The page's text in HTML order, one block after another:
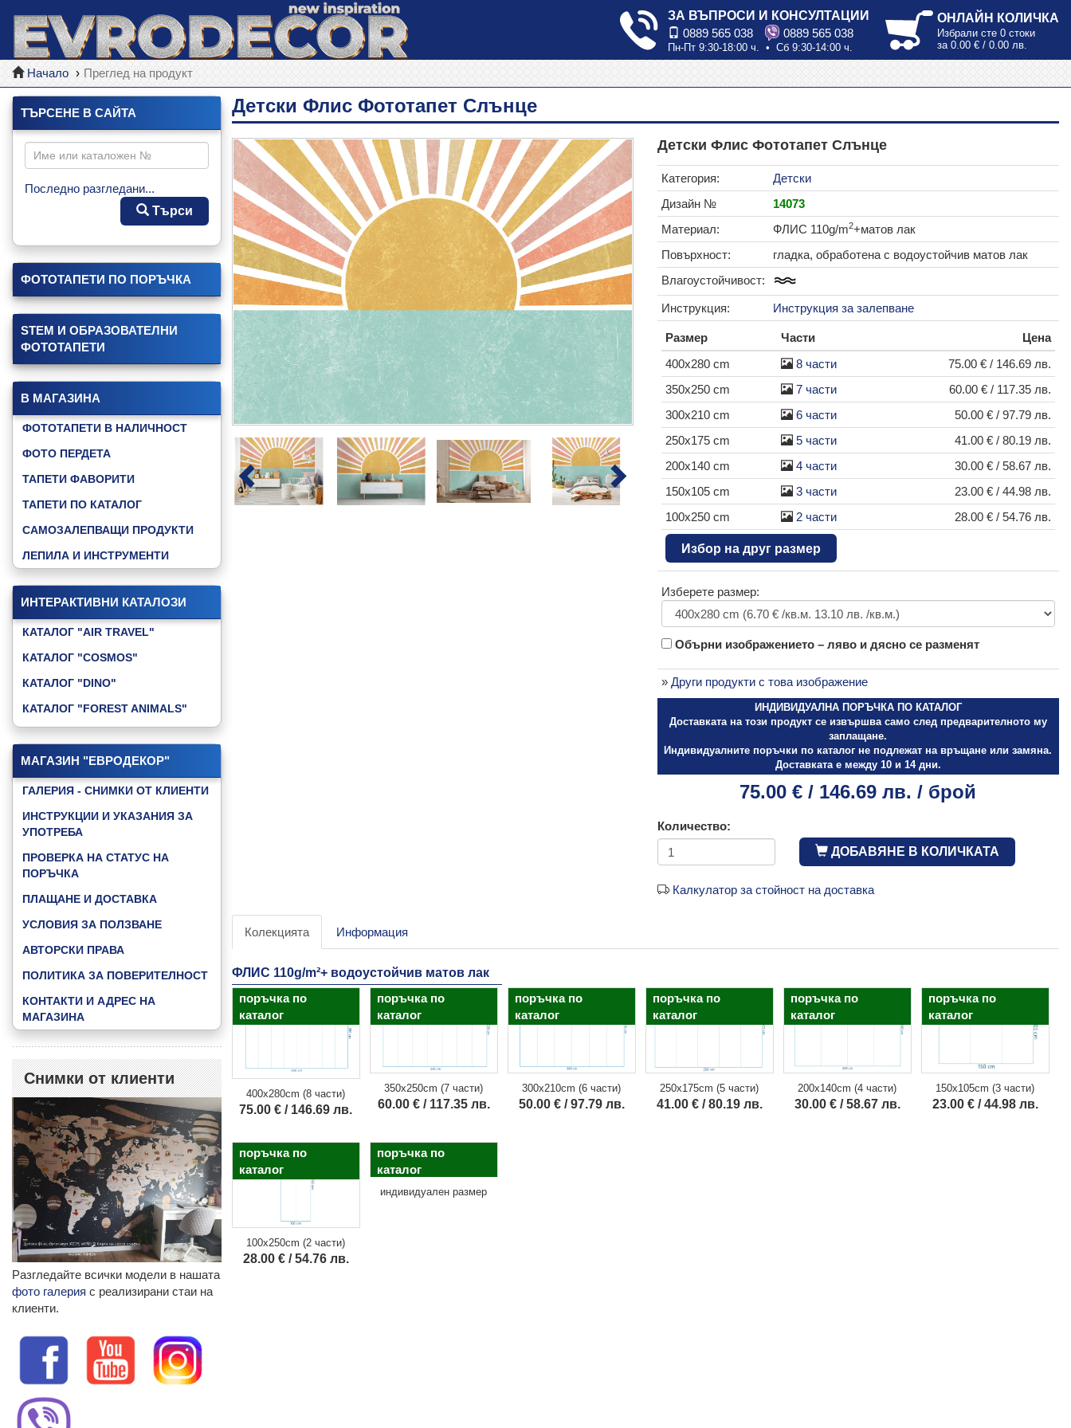
ЗА ВЪПРОСИ И КОНСУЛТАЦИИ
0889 565 038
0889 565 038
Пн-Пт 9:30-18:00 ч. • Сб 9:30-14:00 ч.
ОНЛАЙН КОЛИЧКА
Избрали сте 0 стоки
за 0.00 € / 0.00 лв.
Начало Преглед на продукт
ТЪРСЕНЕ В САЙТА
Последно разгледани...
Търси
ФОТОТАПЕТИ ПО ПОРЪЧКА
STEM И ОБРАЗОВАТЕЛНИ
ФОТОТАПЕТИ
В МАГАЗИНА
ФОТОТАПЕТИ В НАЛИЧНОСТ
ФОТО ПЕРДЕТА
ТАПЕТИ ФАВОРИТИ
ТАПЕТИ ПО КАТАЛОГ
САМОЗАЛЕПВАЩИ ПРОДУКТИ
ЛЕПИЛА И ИНСТРУМЕНТИ
ИНТЕРАКТИВНИ КАТАЛОЗИ
КАТАЛОГ "AIR TRAVEL"
КАТАЛОГ "COSMOS"
КАТАЛОГ "DINO"
КАТАЛОГ "FOREST ANIMALS"
КАТАЛОГ "GOOD NIGHT BABY"
КАТАЛОГ "JUNGLE ANIMALS"
КАТАЛОГ "LITTLE FRIENDS"
КАТАЛОГ "MUSIC & DANCE"
КАТАЛОГ "SKY"
ВИЖ ВСИЧКИ КАТАЛОЗИ »
МАГАЗИН "ЕВРОДЕКОР"
ГАЛЕРИЯ - СНИМКИ ОТ КЛИЕНТИ
ИНСТРУКЦИИ И УКАЗАНИЯ ЗА
УПОТРЕБА
ПРОВЕРКА НА СТАТУС НА
ПОРЪЧКА
ПЛАЩАНЕ И ДОСТАВКА
УСЛОВИЯ ЗА ПОЛЗВАНЕ
АВТОРСКИ ПРАВА
ПОЛИТИКА ЗА ПОВЕРИТЕЛНОСТ
КОНТАКТИ И АДРЕС НА
МАГАЗИНА
Снимки от клиенти
Разгледайте всички модели в нашата
фото галерия с реализирани стаи на
клиенти.
Детски Флис Фототапет Слънце
Детски Флис Фототапет Слънце
Категория:
Детски
Дизайн №
14073
Материал:
ФЛИС 110g/m2+матов лак
Повърхност:
гладка, обработена с водоустойчив матов лак
Влагоустойчивост:
Инструкция: Инструкция за залепване
Размер Части
Цена
400x280 cm
8 части
75.00 € / 146.69 лв.
350x250 cm
7 части
60.00 € / 117.35 лв.
300x210 cm
6 части
50.00 € / 97.79 лв.
250x175 cm
5 части
41.00 € / 80.19 лв.
200x140 cm
4 части
30.00 € / 58.67 лв.
150x105 cm
3 части
23.00 € / 44.98 лв.
100x250 cm
2 части 28.00 € / 54.76 лв.
Избор на друг размер
Изберете размер:
Обърни изображението – ляво и дясно се разменят
» Други продукти с това изображение
ИНДИВИДУАЛНА ПОРЪЧКА ПО КАТАЛОГ
Доставката на този продукт се извършва само след предварителното му
заплащане.
Индивидуалните поръчки по каталог не подлежат на връщане или замяна.
Доставката е между 10 и 14 дни.
75.00 € / 146.69 лв. / брой
Количество:
ДОБАВЯНЕ В КОЛИЧКАТА
Калкулатор за стойност на доставка
Колекцията Информация
ФЛИС 110g/m²+ водоустойчив матов лак
поръчка по
каталог
400x280cm (8 части)
75.00 € / 146.69 лв.
поръчка по
каталог
350x250cm (7 части)
60.00 € / 117.35 лв.
поръчка по
каталог
300x210cm (6 части)
50.00 € / 97.79 лв.
поръчка по
каталог
250x175cm (5 части)
41.00 € / 80.19 лв.
поръчка по
каталог
200x140cm (4 части)
30.00 € / 58.67 лв.
поръчка по
каталог
150x105cm (3 части)
23.00 € / 44.98 лв.
поръчка по
каталог
100x250cm (2 части)
28.00 € / 54.76 лв.
поръчка по
каталог
индивидуален размер